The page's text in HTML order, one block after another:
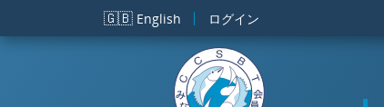
メインコンテンツに移動
🇬🇧 English ログイン